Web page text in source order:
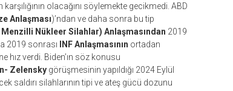
olacağını söylemekte gecikmedi. ABD
Anlaşması)’ndan ve daha sonra bu tip
Menzilli Nükleer Silahlar) Anlaşmasından 2019
2019 sonrası
INF Anlaşmasının ortadan
hız verdi. Biden’ın söz konusu
Zelenskygörüşmesinin yapıldığı 2024 Eylül
saldırı silahlarının tipi ve ateş gücü dozunu